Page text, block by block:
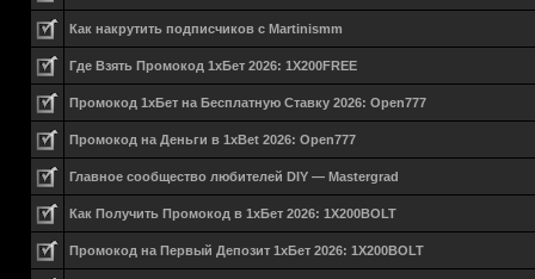
Как накрутить подписчиков с Martinismm
Где Взять Промокод 1хБет 2026: 1X200FREE
Промокод 1хБет на Бесплатную Ставку 2026: Open777
Промокод на Деньги в 1xBet 2026: Open777
Главное сообщество любителей DIY — Mastergrad
Как Получить Промокод в 1хБет 2026: 1X200BOLT
Промокод на Первый Депозит 1хБет 2026: 1X200BOLT